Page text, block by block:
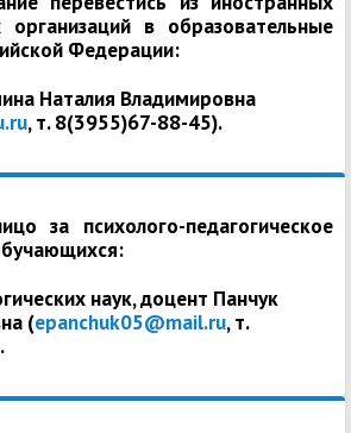
организаций в образовательные
Федерации:
Наталия Владимировна
, т. 8(3955)67-88-45).
за психолого-педагогическое
наук, доцент Панчук
(epanchuk05@mail.ru, т.